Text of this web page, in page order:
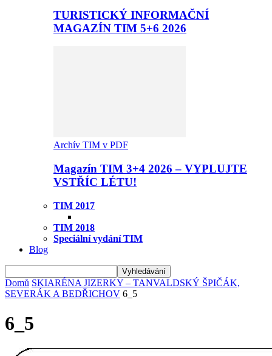
TURISTICKÝ INFORMAČNÍ
MAGAZÍN TIM 5+6 2026
Archív TIM v PDF
Magazín TIM 3+4 2026 – VYPLUJTE
VSTŘÍC LÉTU!
TIM 2017
TIM 2018
Speciální vydání TIM
Blog
Domů SKIARÉNA JIZERKY – TANVALDSKÝ ŠPIČÁK,
SEVERÁK A BEDŘICHOV 6_5
6_5